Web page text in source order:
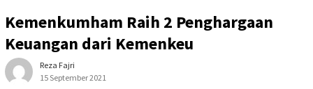
Kemenkumham Raih 2 Penghargaan
Keuangan dari Kemenkeu
Reza Fajri
15 September 2021